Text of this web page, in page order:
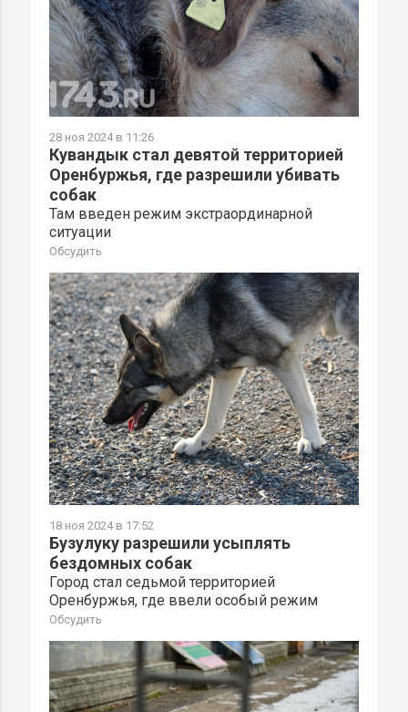
28 ноя 2024 в 11:26
Кувандык стал девятой территорией
Оренбуржья, где разрешили убивать
собак
Там введен режим экстраординарной
ситуации
Обсудить
18 ноя 2024 в 17:52
Бузулуку разрешили усыплять
бездомных собак
Город стал седьмой территорией
Оренбуржья, где ввели особый режим
Обсудить